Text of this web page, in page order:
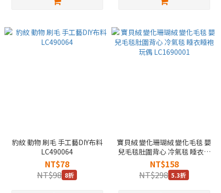
豹紋 動物 刷毛 手工藝DIY布料
LC490064
NT$78
NT$98 8折
寶貝絨 變化珊瑚絨 變化毛毯 嬰
兒毛毯肚圍背心 冷氣毯 睡衣睡
袍 玩偶 LC1690001
NT$158
NT$298 5.3折